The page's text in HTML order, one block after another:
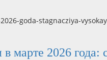
марте 2026 года: